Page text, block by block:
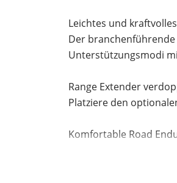
Leichtes und
Der
Unterstützungsmodi
Range Extender
Platziere den
Komfortable Road
Das Domane+ setzt